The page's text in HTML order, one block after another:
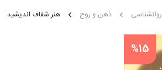
روانشناسی ذهن و روح هنر شفاف اندیشیدن
%15